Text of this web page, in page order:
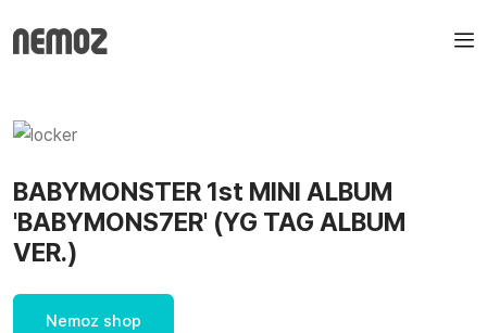
BABYMONSTER 1st MINI ALBUM
'BABYMONS7ER' (YG TAG ALBUM
VER.)
Nemoz shop